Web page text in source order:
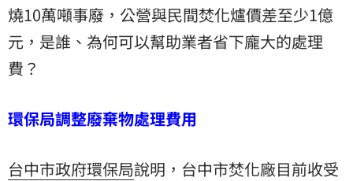
燒10萬噸事廢，公營與民間焚化爐價差至少1億
元，是誰、為何可以幫助業者省下龐大的處理
費？
環保局調整廢棄物處理費用
台中市政府環保局說明，台中市焚化廠目前收受